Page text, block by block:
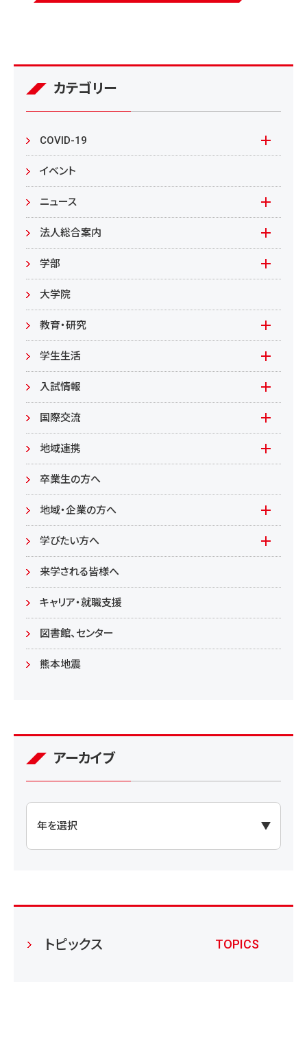
カテゴリー
COVID-19
本学の対応
在学生の皆様へ
来学される皆様へ
イベント
ニュース
報道資料
基本情報
法人総合案内
入札情報
教職員募集
教職員募集（教員）
学部
文学部
日文
英米
環境資源
居住環境
食健康
教育/学部・大学院
大学院
教育・研究
教育
地域連携型学生研究(旧学生GP)
もやいすと育成プログラム
学生生活
在学生の方へ
入試情報
入試情報(学部)
入試情報(大学院)
国際交流
Global Lounge
地域連携
公開講座
卒業生の方へ
地域・企業の方へ
学びたい方へ(生涯学習)
学びたい方へ
学部
大学院
来学される皆様へ
キャリア・就職支援
図書館、センター
熊本地震
アーカイブ
トピックス TOPICS